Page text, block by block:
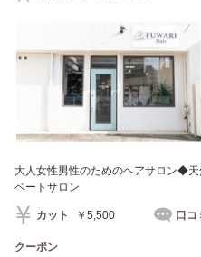
大人女性男性のためのヘアサロン◆
ベートサロン
カット ￥5,500 口コ
クーポン